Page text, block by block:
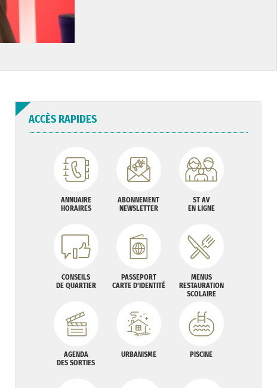
ACCÈS RAPIDES
ANNUAIRE
HORAIRES
ABONNEMENT
NEWSLETTER
ST AV
EN LIGNE
CONSEILS
DE QUARTIER
PASSEPORT
CARTE D'IDENTITÉ
MENUS
RESTAURATION
SCOLAIRE
AGENDA
DES SORTIES
URBANISME PISCINE